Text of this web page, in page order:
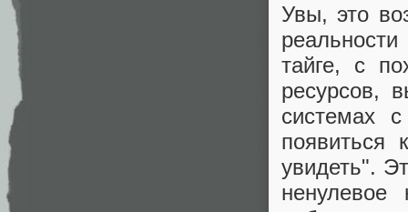
Увы, это
тайге, с
ресурсов,
системах
появиться
увидеть".
ненулевое